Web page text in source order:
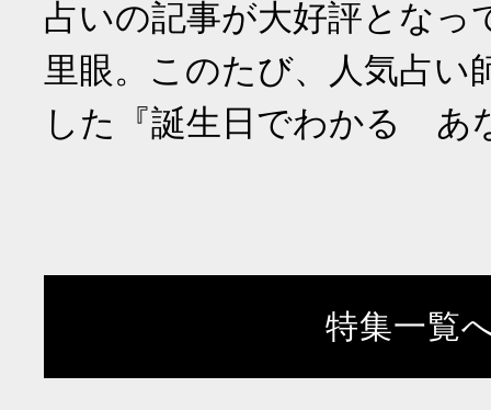
占いの記事が大好評となっ
里眼。このたび、人気占い
した『誕生日でわかる あ
特集一覧